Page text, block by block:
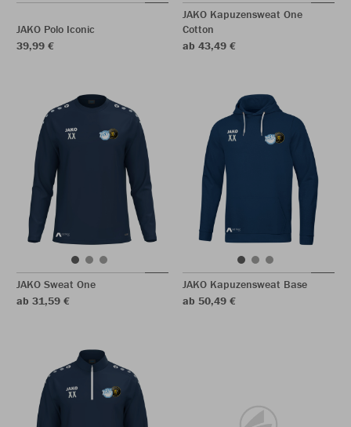
JAKO Polo Iconic
39,99 €
JAKO Kapuzensweat One
Cotton
ab 43,49 €
JAKO Sweat One
ab 31,59 €
JAKO Kapuzensweat Base
ab 50,49 €